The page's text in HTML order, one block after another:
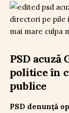
PSD
politice în
publice
PSD denunță